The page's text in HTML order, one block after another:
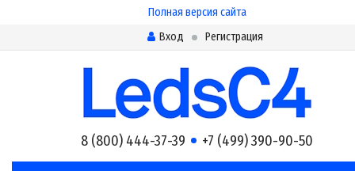
Полная версия сайта
Вход
Регистрация
8 (800) 444-37-39 +7 (499) 390-90-50